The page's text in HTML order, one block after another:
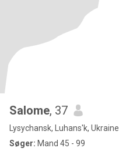
Salome, 37
Lysychansk, Luhans'k, Ukraine
Søger: Mand 45 - 99